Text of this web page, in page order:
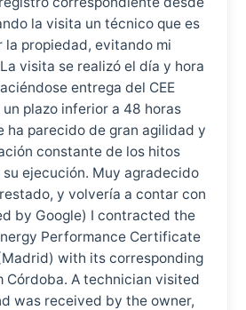
la visita un técnico que es
la propiedad, evitando mi
visita se realizó el día y hora
entrega del CEE
plazo inferior a 48 horas
ha parecido de gran agilidad y
constante de los hitos
ejecución. Muy agradecido
y volvería a contar con
by Google) I contracted the
Performance Certificate
with its corresponding
Córdoba. A technician visited
was received by the owner,